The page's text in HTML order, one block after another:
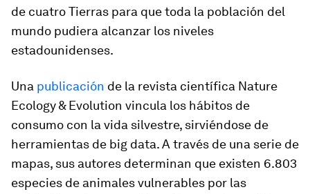
de cuatro Tierras para que toda la población del
mundo pudiera alcanzar los niveles
estadounidenses.
Una publicación de la revista científica Nature
Ecology & Evolution vincula los hábitos de
consumo con la vida silvestre, sirviéndose de
herramientas de big data. A través de una serie de
mapas, sus autores determinan que existen 6.803
especies de animales vulnerables por las